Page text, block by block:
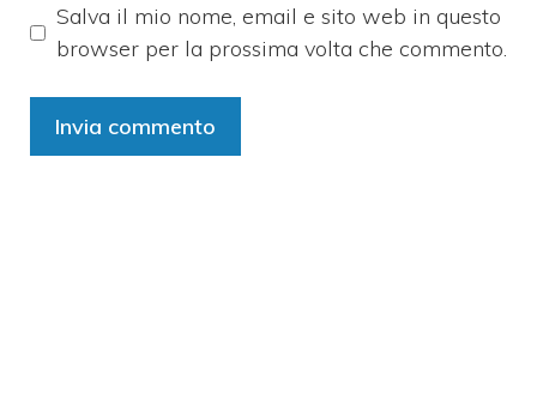
Salva il mio nome, email e sito web in questo
browser per la prossima volta che commento.